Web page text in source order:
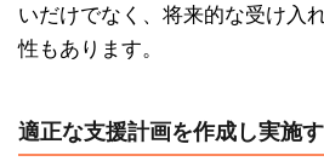
いだけでなく、将来的な受け入
性もあります。
適正な支援計画を作成し実施